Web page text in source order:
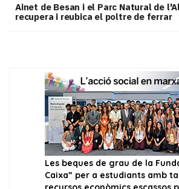
Ainet de Besan i el Parc Natural de
recupera i reubica el poltre de ferrar